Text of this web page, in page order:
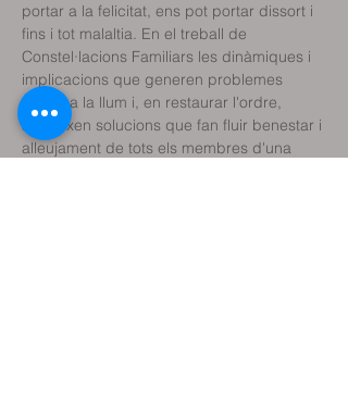
portar a la felicitat, ens pot portar dissort i
fins i tot malaltia. En el treball de
Constel·lacions Familiars les dinàmiques i
implicacions que generen problemes
surten a la llum i, en restaurar l'ordre,
apareixen solucions que fan fluir benestar i
alleujament de tots els membres d'una